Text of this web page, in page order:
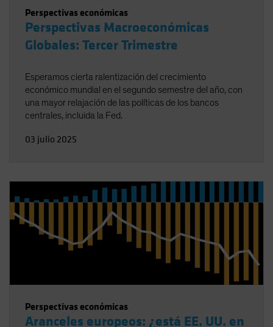
Perspectivas económicas
Perspectivas Macroeconómicas
Globales: Tercer Trimestre
Esperamos cierta ralentización del crecimiento
económico mundial en el segundo semestre del año, con
una mayor relajación de las políticas de los bancos
centrales, incluida la Fed.
03 julio 2025
Perspectivas económicas
Aranceles europeos: ¿está EE. UU. en